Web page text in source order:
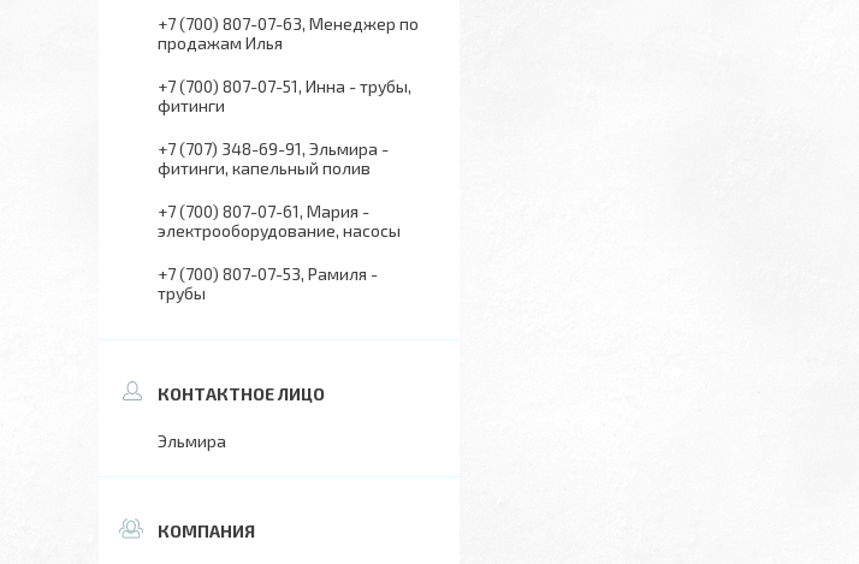
+7 (700) 807-07-63 Менеджер по
продажам Илья
+7 (700) 807-07-51 Инна - трубы,
фитинги
+7 (707) 348-69-91 Эльмира -
фитинги, капельный полив
+7 (700) 807-07-61 Мария -
электрооборудование, насосы
+7 (700) 807-07-53 Рамиля -
трубы
Эльмира